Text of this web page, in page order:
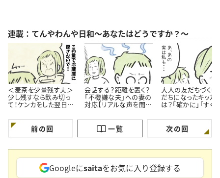
連載：てんやわんや日和～あなたはどうですか？～
＜麦茶を少量残す夫＞
少し残すなら飲み切っ
て！ケンカをした翌日の
会話する？距離を置く？
「不機嫌な夫」への妻の
対応【リアルな声を聞い
大人の友だちづくり
だちになったキッカ
は？「確かに」「すぐ
前の回 一覧 次の回
Googleにsaitaをお気に入り登録する